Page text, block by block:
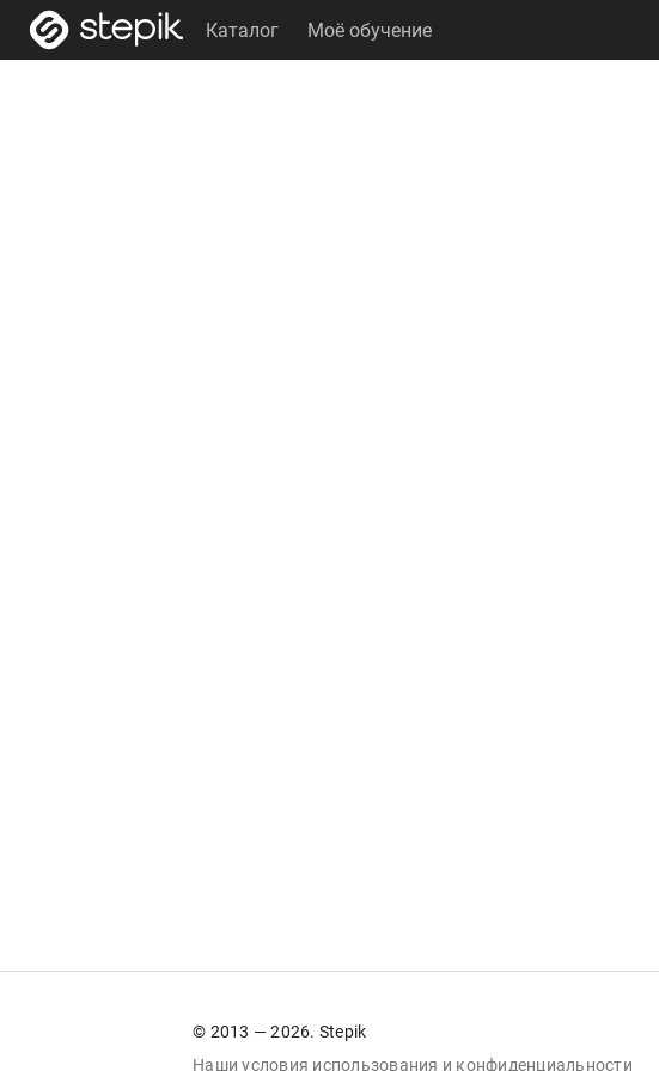
Каталог Моё обучение
© 2013 — 2026. Stepik
Наши условия использования и конфиденциальности